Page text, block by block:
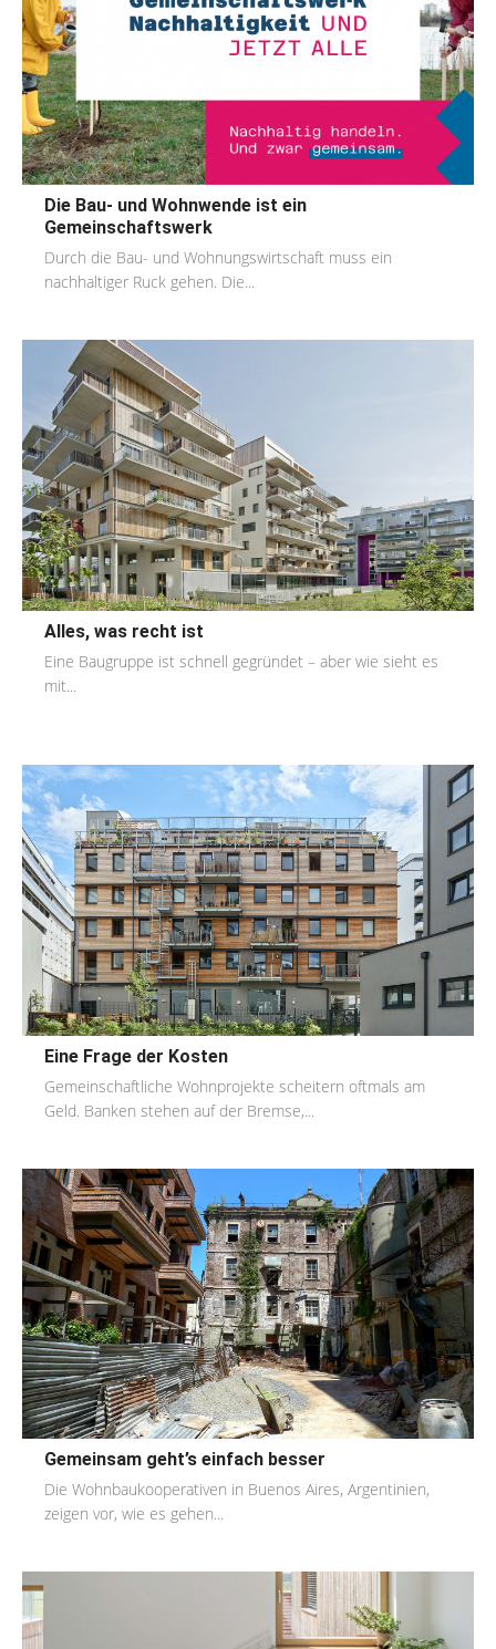
Die Bau- und Wohnwende ist ein
Gemeinschaftswerk
Durch die Bau- und Wohnungswirtschaft muss ein
nachhaltiger Ruck gehen. Die...
Alles, was recht ist
Eine Baugruppe ist schnell gegründet – aber wie sieht es
mit...
Eine Frage der Kosten
Gemeinschaftliche Wohnprojekte scheitern oftmals am
Geld. Banken stehen auf der Bremse,...
Gemeinsam geht’s einfach besser
Die Wohnbaukooperativen in Buenos Aires, Argentinien,
zeigen vor, wie es gehen...